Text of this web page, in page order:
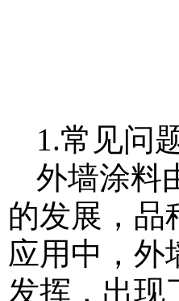
1.常见问
外墙涂料
的发展，品
应用中，外
发挥，出现